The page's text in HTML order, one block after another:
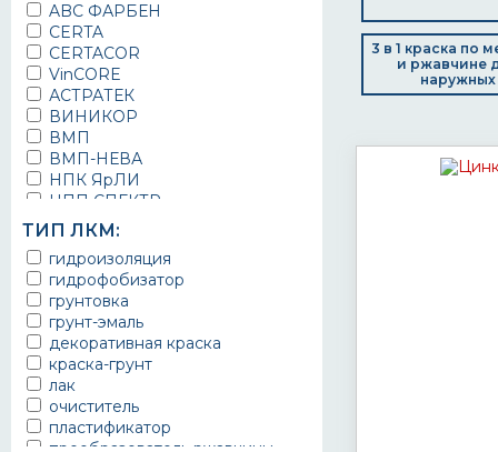
ABC ФАРБЕН
CERTA
CERTACOR
VinCORE
АСТРАТЕК
ВИНИКОР
ВМП
ВМП-НЕВА
НПК ЯрЛИ
НПП СПЕКТР
НПФ ЭМАЛЬ
ТЕРМА
УРЕПЛЕН
ТИП ЛКМ:
гидроизоляция
гидрофобизатор
грунтовка
грунт-эмаль
декоративная краска
краска-грунт
лак
очиститель
пластификатор
3 в 1 краска по
и ржавчине
наружных